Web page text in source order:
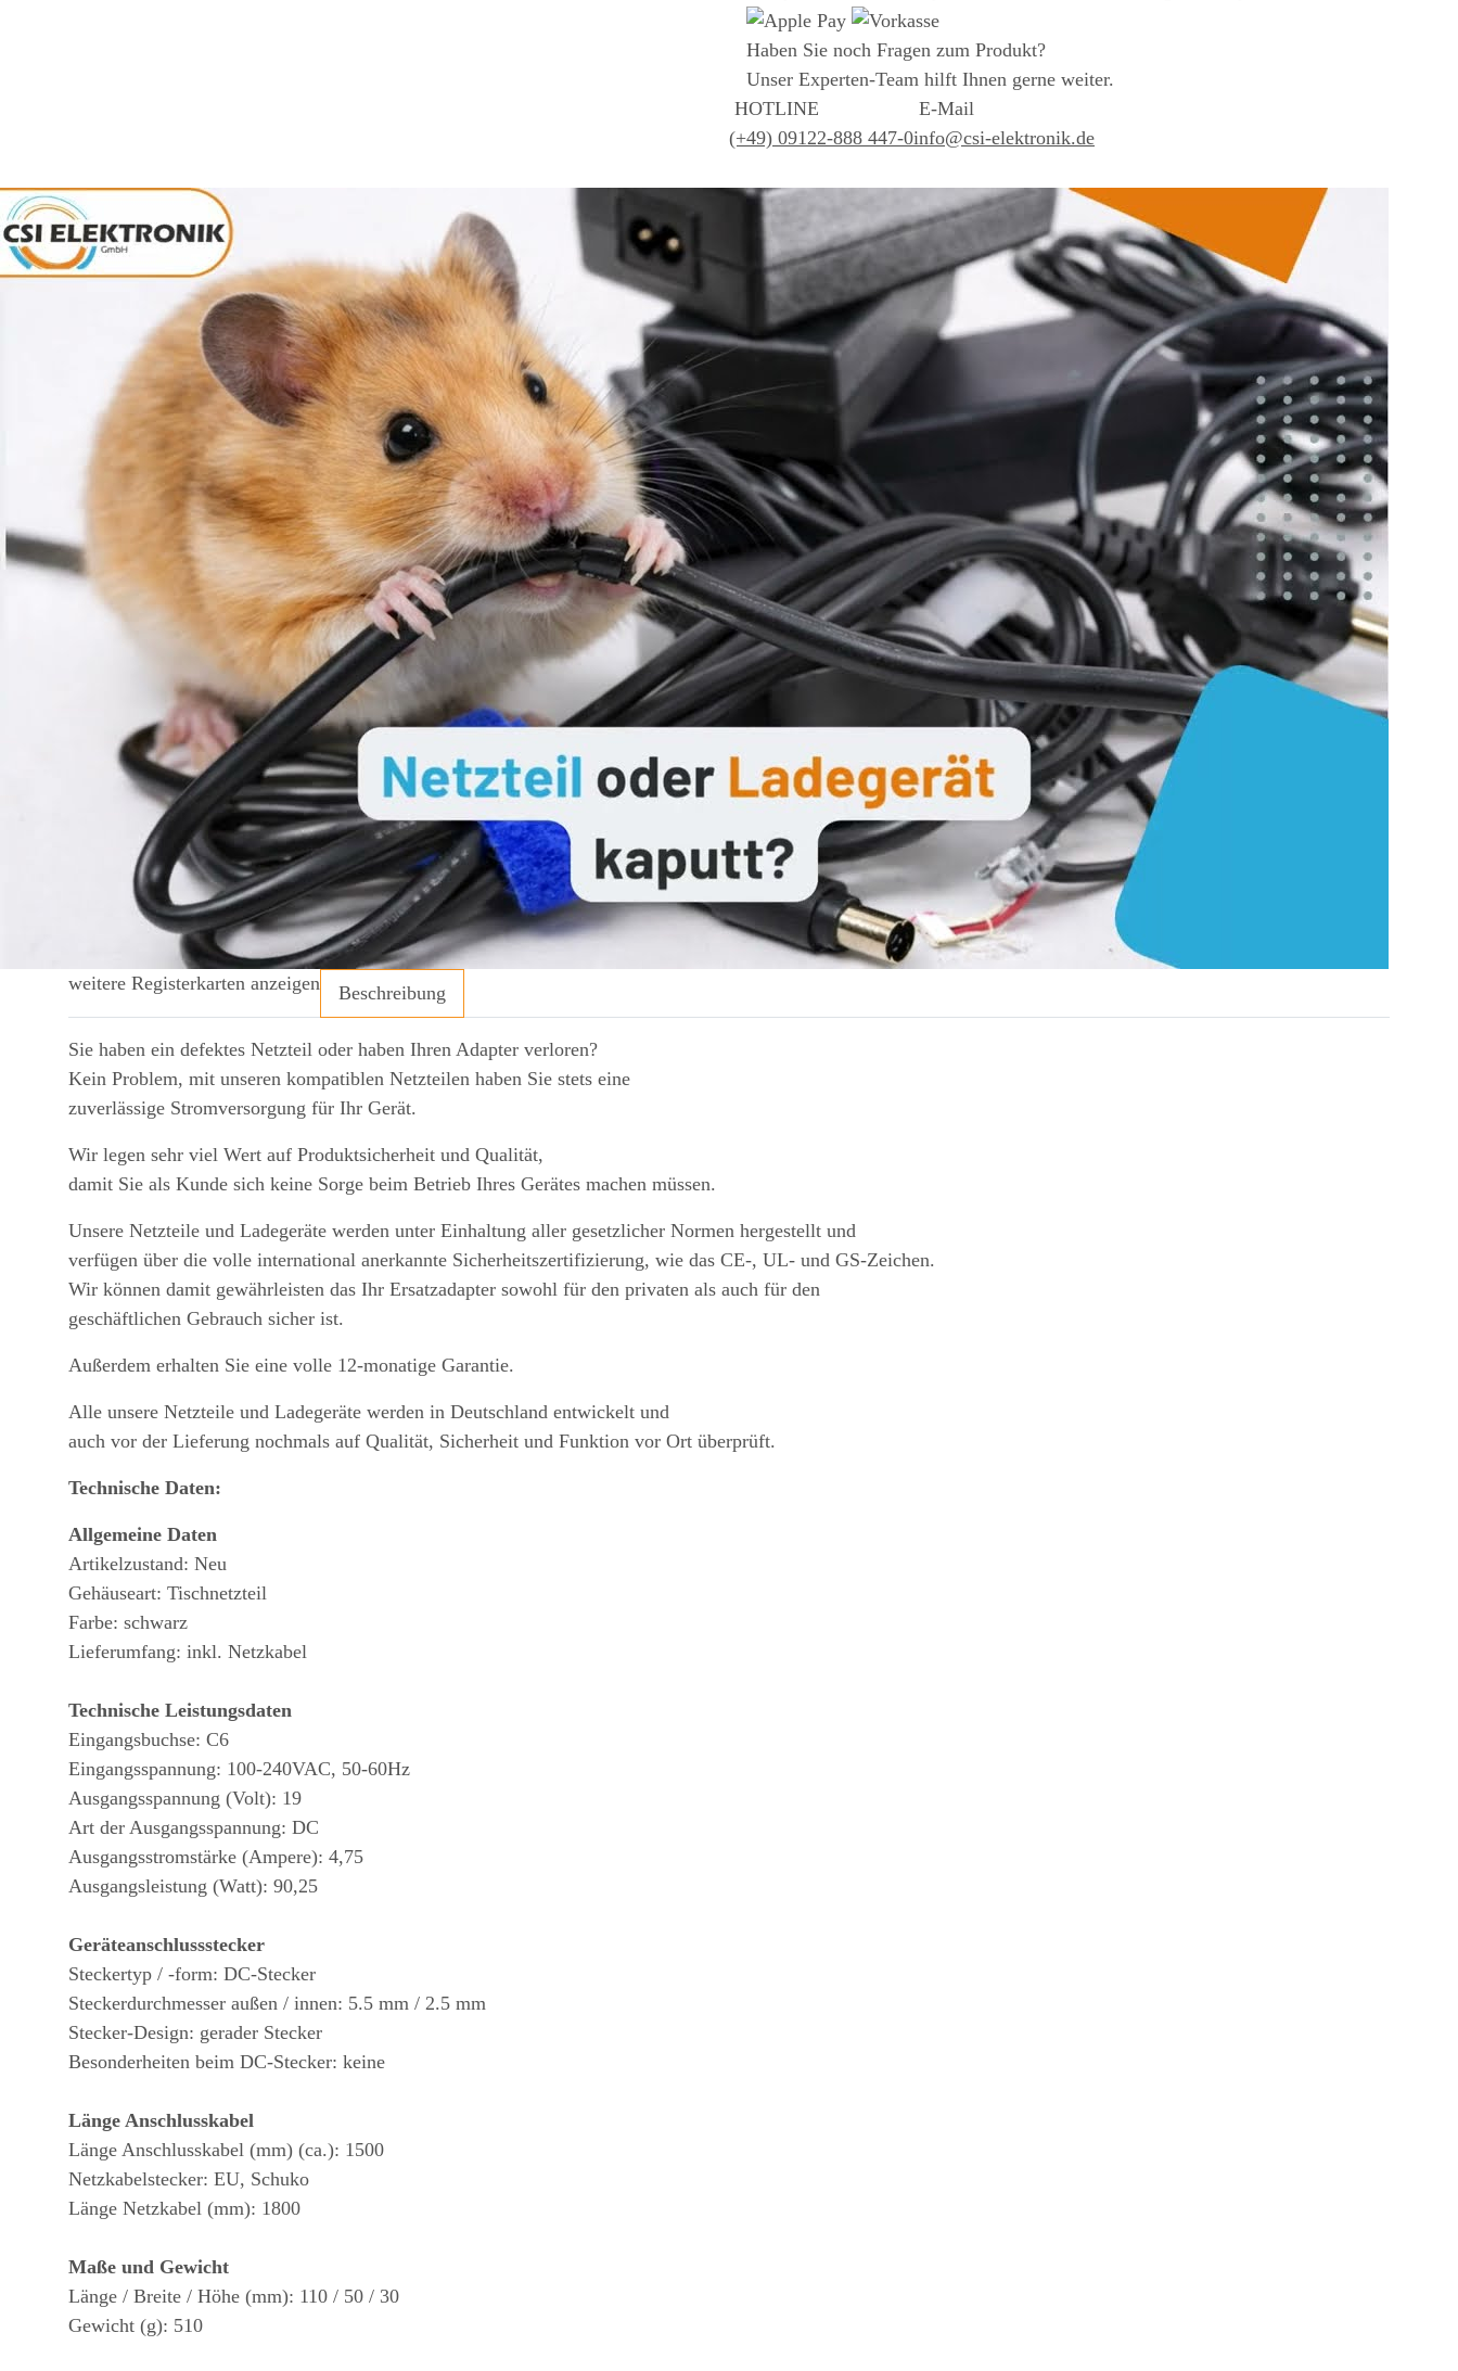
Haben Sie noch Fragen zum Produkt?
Unser Experten-Team hilft Ihnen gerne weiter.
HOTLINE
(+49) 09122-888 447-0
E-Mail
info@csi-elektronik.de
weitere Registerkarten anzeigen Beschreibung
Sie haben ein defektes Netzteil oder haben Ihren Adapter verloren?
Kein Problem, mit unseren kompatiblen Netzteilen haben Sie stets eine
zuverlässige Stromversorgung für Ihr Gerät.
Wir legen sehr viel Wert auf Produktsicherheit und Qualität,
damit Sie als Kunde sich keine Sorge beim Betrieb Ihres Gerätes machen müssen.
Unsere Netzteile und Ladegeräte werden unter Einhaltung aller gesetzlicher Normen hergestellt und
verfügen über die volle international anerkannte Sicherheitszertifizierung, wie das CE-, UL- und GS-Zeichen.
Wir können damit gewährleisten das Ihr Ersatzadapter sowohl für den privaten als auch für den
geschäftlichen Gebrauch sicher ist.
Außerdem erhalten Sie eine volle 12-monatige Garantie.
Alle unsere Netzteile und Ladegeräte werden in Deutschland entwickelt und
auch vor der Lieferung nochmals auf Qualität, Sicherheit und Funktion vor Ort überprüft.
Technische Daten:
Allgemeine Daten
Artikelzustand: Neu
Gehäuseart: Tischnetzteil
Farbe: schwarz
Lieferumfang: inkl. Netzkabel
Technische Leistungsdaten
Eingangsbuchse: C6
Eingangsspannung: 100-240VAC, 50-60Hz
Ausgangsspannung (Volt): 19
Art der Ausgangsspannung: DC
Ausgangsstromstärke (Ampere): 4,75
Ausgangsleistung (Watt): 90,25
Geräteanschlussstecker
Steckertyp / -form: DC-Stecker
Steckerdurchmesser außen / innen: 5.5 mm / 2.5 mm
Stecker-Design: gerader Stecker
Besonderheiten beim DC-Stecker: keine
Länge Anschlusskabel
Länge Anschlusskabel (mm) (ca.): 1500
Netzkabelstecker: EU, Schuko
Länge Netzkabel (mm): 1800
Maße und Gewicht
Länge / Breite / Höhe (mm): 110 / 50 / 30
Gewicht (g): 510